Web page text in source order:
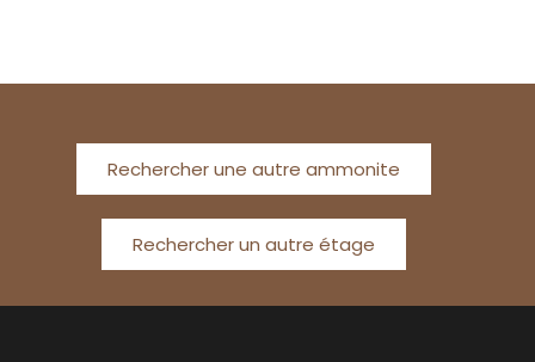
Rechercher une autre ammonite
Rechercher un autre étage